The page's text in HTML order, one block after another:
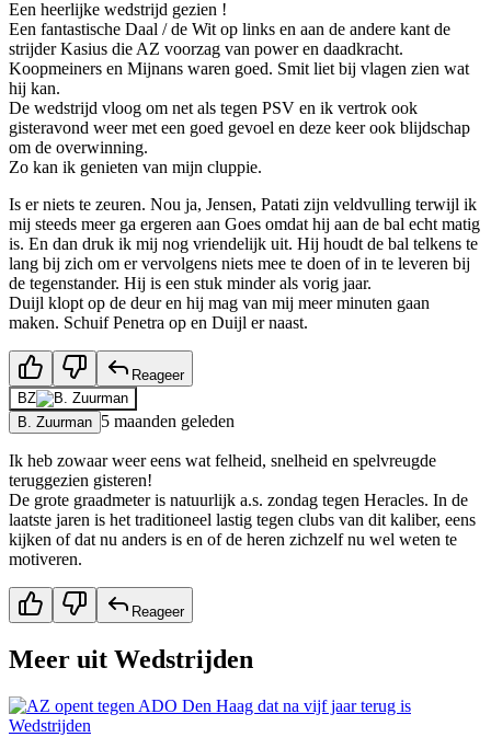
Een heerlijke wedstrijd gezien !
Een fantastische Daal / de Wit op links en aan de andere kant de
strijder Kasius die AZ voorzag van power en daadkracht.
Koopmeiners en Mijnans waren goed. Smit liet bij vlagen zien wat
hij kan.
De wedstrijd vloog om net als tegen PSV en ik vertrok ook
gisteravond weer met een goed gevoel en deze keer ook blijdschap
om de overwinning.
Zo kan ik genieten van mijn cluppie.
Is er niets te zeuren. Nou ja, Jensen, Patati zijn veldvulling terwijl ik
mij steeds meer ga ergeren aan Goes omdat hij aan de bal echt matig
is. En dan druk ik mij nog vriendelijk uit. Hij houdt de bal telkens te
lang bij zich om er vervolgens niets mee te doen of in te leveren bij
de tegenstander. Hij is een stuk minder als vorig jaar.
Duijl klopt op de deur en hij mag van mij meer minuten gaan
maken. Schuif Penetra op en Duijl er naast.
Reageer
BZ
B. Zuurman 5 maanden geleden
Ik heb zowaar weer eens wat felheid, snelheid en spelvreugde
teruggezien gisteren!
De grote graadmeter is natuurlijk a.s. zondag tegen Heracles. In de
laatste jaren is het traditioneel lastig tegen clubs van dit kaliber, eens
kijken of dat nu anders is en of de heren zichzelf nu wel weten te
motiveren.
Reageer
Meer uit Wedstrijden
Wedstrijden